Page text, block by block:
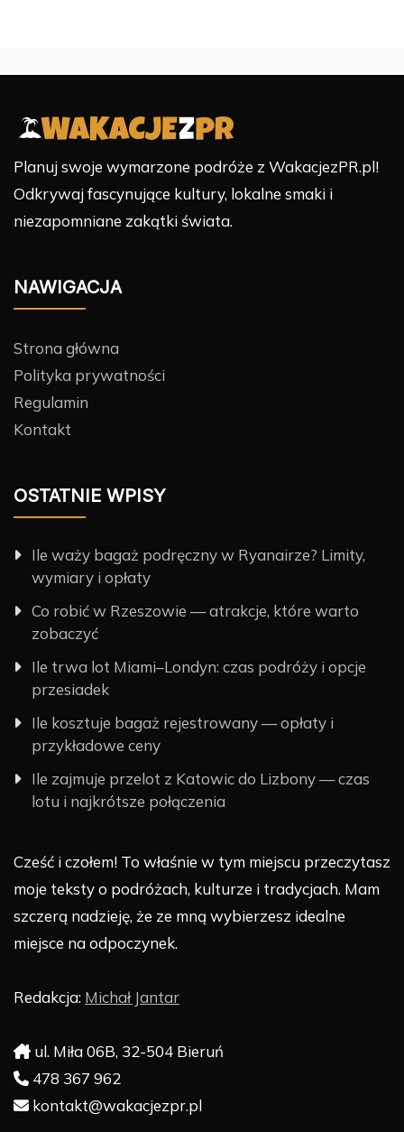
Planuj swoje wymarzone podróże z WakacjezPR.pl!
Odkrywaj fascynujące kultury, lokalne smaki i
niezapomniane zakątki świata.
NAWIGACJA
Strona główna
Polityka prywatności
Regulamin
Kontakt
OSTATNIE WPISY
Ile waży bagaż podręczny w Ryanairze? Limity,
wymiary i opłaty
Co robić w Rzeszowie — atrakcje, które warto
zobaczyć
Ile trwa lot Miami–Londyn: czas podróży i opcje
przesiadek
Ile kosztuje bagaż rejestrowany — opłaty i
przykładowe ceny
Ile zajmuje przelot z Katowic do Lizbony — czas
lotu i najkrótsze połączenia
Cześć i czołem! To właśnie w tym miejscu przeczytasz
moje teksty o podróżach, kulturze i tradycjach. Mam
szczerą nadzieję, że ze mną wybierzesz idealne
miejsce na odpoczynek.
Redakcja: Michał Jantar
ul. Miła 06B, 32-504 Bieruń
478 367 962
kontakt@wakacjezpr.pl